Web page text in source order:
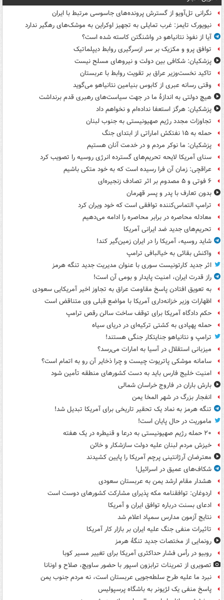
نگرانی تل‌آویو از گسترش پرونده‌های جاسوسی مرتبط با ایران
نیویورک تایمز: غرب تمایلی به تجهیز اوکراین به موشک‌های رهگیر ندارد
آیا از نفوذ نتانیاهو در واشنگتن کاسته شده است؟
توافق پرو و مکزیک بر سر ازسرگیری روابط دیپلماتیک
پزشکیان: شکافی بین دولت و نیروهای مسلح نیست
تاکید نخست‌وزیر عراق بر تقویت روابط با عربستان
وقتی رسانه عبری از کابوس بنیامین نتانیاهو می‌گوید
هیچ دولتی به اندازۀ ما در جهت سیاست‌های رهبری قدم برنداشت
پزشکیان: هرگز استعفا نداده‌ام و نخواهم داد
تجاوزات مجدد رژیم صهیونیستی به جنوب لبنان
حمله به ۱۵ نفتکش‌ اماراتی از ابتدای جنگ
پزشکیان: ما نوکر مردم و در خدمت آنان هستیم
سنای آمریکا لایحه تحریم‌های گسترده انرژی روسیه را تصویب کرد
عراقچی: زمان آن فرا رسیده است که به خود متکی باشیم
۶ فوتی و ۵ مصدوم بر اثر تصادف زنجیره‌ای
بدون تعارف با پدر و پسر قهرمان
ترامپ التماس‌کننده توافقی است که خود ویران کرد
معادله محاصره در برابر محاصره را ادامه می‌دهیم
تحریم‌های جدید ضد ایرانی آمریکا
شاید روسیه، آمریکا را در ایران زمین‌گیر کند!
واکنش بقائی به خیالبافی ترامپ
اثر جدید کارتونیست سوری با عنوان مدیریت جدید تنگه هرمز
راز قدرت ایران، امنیت پایدار و بومی آن است!
به تعویق افتادن پاسخ مقاومت عراق به تجاوز اخیر آمریکایی سعودی
اظهارات وزیر خزانه‌داری آمریکا با مواضع قبلی وی متناقض است
حکم دادگاه آمریکا برای توقف ساخت سالن رقص ترامپ
حمله پهپادی به کشتی ترکیه‌ای در دریای سیاه
ترامپ و نتانیاهو جنایتکار جنگی هستند!
میزبانی استقلال در آسیا به امارات می‌رسد؟
سامانه موشکی پاتریوت چیست و چرا ذخایر آن رو به اتمام است؟
امنیت خلیج فارس باید به دست کشورهای منطقه تأمین شود
بارش باران در فاروج خراسان شمالی
انفجار بزرگ در شهر المخا یمن
تنگه هرمز به نماد یک تحقیر تاریخی برای آمریکا تبدیل شد!
ماموریت در حال پایان است!
۲۰ حمله رژیم صهیونیستی به درعا و قنیطره در یک هفته
خیزش مردم لبنان علیه دولت سازشکار و خائن
معترضان آرژانتینی پرچم آمریکا را پایین کشیدند
شکاف‌های عمیق در اسرائیل!
هشدار مقام ارشد یمن به عربستان سعودی
اردوغان: توافقنامه مکه پذیرای مشارکت کشورهای دوست است
ادعای بسنت درباره توافق ایران و آمریکا
نتایج آزمون مدارس سمپاد اعلام شد
تاثیرات منفی جنگ علیه ایران بر بازار کار آمریکا
رونمایی از مختصات جدید تنگۀ هرمز
روبیو در رأس فشار حداکثری آمریکا برای تغییر مسیر کوبا
تصویری از تمرینات ترابزون اسپور با حضور ساویچ، صلاح و اونانا
نبرد ما علیه طرح سلطه‌جویی عربستان است، نه مردم جنوب یمن
پاسخ منفی یک لژیونر به باشگاه پرسپولیس